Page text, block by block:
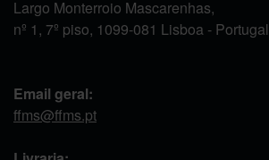
Largo Monterroio Mascarenhas,
nº 1, 7º piso, 1099-081 Lisboa - Portugal
Email geral:
ffms@ffms.pt